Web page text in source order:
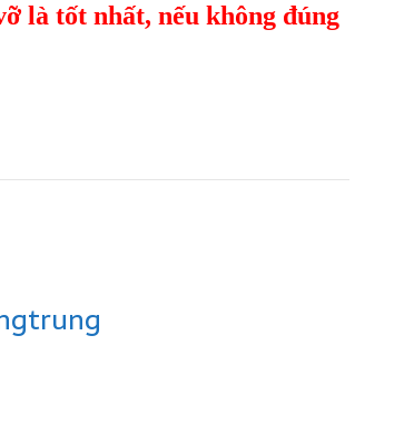
là tốt nhất, nếu không đúng